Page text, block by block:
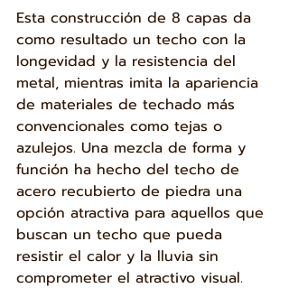
Esta construcción de 8 capas da
como resultado un techo con la
longevidad y la resistencia del
metal, mientras imita la apariencia
de materiales de techado más
convencionales como tejas o
azulejos. Una mezcla de forma y
función ha hecho del techo de
acero recubierto de piedra una
opción atractiva para aquellos que
buscan un techo que pueda
resistir el calor y la lluvia sin
comprometer el atractivo visual.